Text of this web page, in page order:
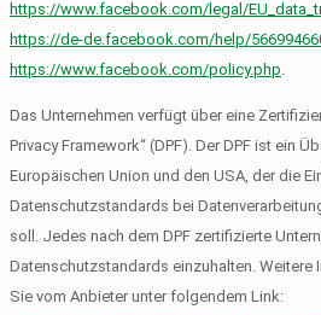
https://www.facebook.com/legal/
https://de-de.facebook.com/help/
https://www.facebook.com/policy.php
Das Unternehmen verfügt über eine
Privacy Framework“ (DPF). Der DPF ist ein
Europäischen Union und den USA, der die
Datenschutzstandards bei
soll. Jedes nach dem DPF zertifizierte
Datenschutzstandards einzuhalten. Weitere
Sie vom Anbieter unter folgendem Link: